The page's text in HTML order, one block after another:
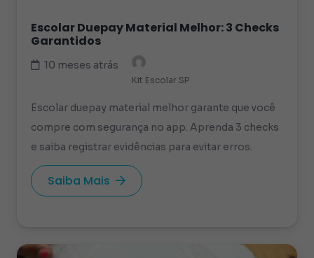
Escolar Duepay Material Melhor: 3 Checks
Garantidos
10 meses atrás
Kit Escolar SP
Escolar duepay material melhor garante que você
compre com segurança no app. Aprenda 3 checks
e saiba registrar evidências para evitar erros.
Saiba Mais